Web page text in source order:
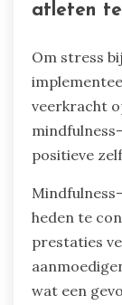
atleten te
Om stress
veerkracht
positieve
heden te
prestaties
wat een